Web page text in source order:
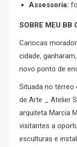
Assessoria:
SOBRE MEU BB
Cariocas
cidade,
novo ponto de
Situada no térreo
de Arte _ Atelier
arquiteta Marcia
visitantes a
esculturas e